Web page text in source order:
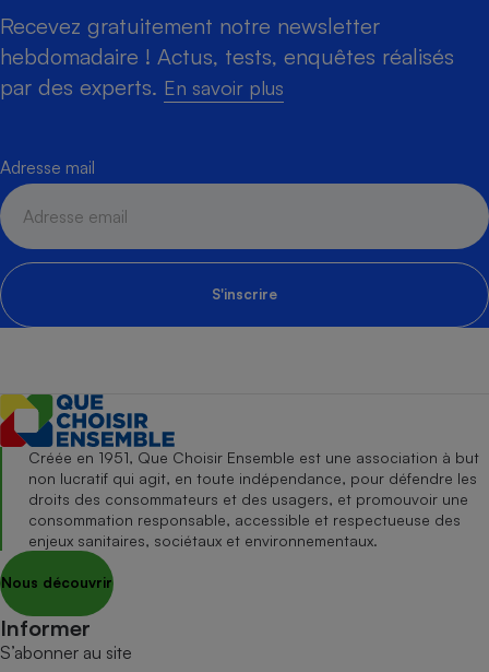
Recevez gratuitement notre newsletter
hebdomadaire ! Actus, tests, enquêtes réalisés
par des experts. En savoir plus
Adresse mail
S'inscrire
Créée en 1951, Que Choisir Ensemble est une association à but
non lucratif qui agit, en toute indépendance, pour défendre les
droits des consommateurs et des usagers, et promouvoir une
consommation responsable, accessible et respectueuse des
enjeux sanitaires, sociétaux et environnementaux.
Nous découvrir
Informer
S’abonner au site